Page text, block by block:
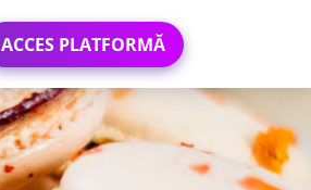
ACCES PLATFORMĂ